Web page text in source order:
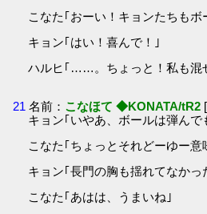
こなた｢おーい！キョンたちもボ
キョン｢はい！喜んで！｣
ハルヒ｢……。ちょっと！私も混
21 名前： こなほて ◆KONATA/tR2
キョン｢いやあ、ボールは弾ん
こなた｢ちょっとそれどーゆー意
キョン｢長門の胸も揺れてなか
こなた｢あはは、うまいね｣